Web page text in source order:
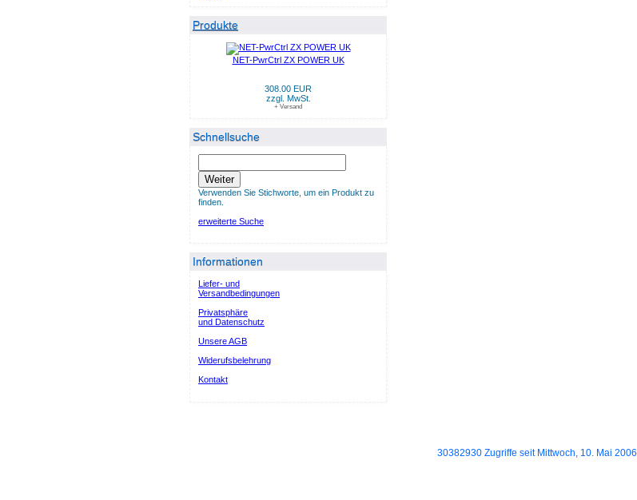
Produkte
NET-PwrCtrl ZX POWER UK
308.00 EUR
zzgl. MwSt.
+ Versand
Schnellsuche
Weiter
Verwenden Sie Stichworte, um ein Produkt zu
finden.
erweiterte Suche
Informationen
Liefer- und
Versandbedingungen
Privatsphäre
und Datenschutz
Unsere AGB
Widerufsbelehrung
Kontakt
30382930 Zugriffe seit Mittwoch, 10. Mai 2006